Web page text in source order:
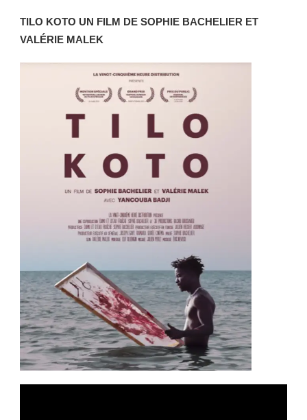
TILO KOTO UN FILM DE SOPHIE BACHELIER ET
VALÉRIE MALEK